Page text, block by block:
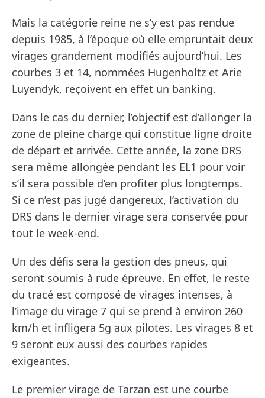
Mais la catégorie reine ne s’y est pas rendue
depuis 1985, à l’époque où elle empruntait deux
virages grandement modifiés aujourd’hui. Les
courbes 3 et 14, nommées Hugenholtz et Arie
Luyendyk, reçoivent en effet un banking.
Dans le cas du dernier, l’objectif est d’allonger la
zone de pleine charge qui constitue ligne droite
de départ et arrivée. Cette année, la zone DRS
sera même allongée pendant les EL1 pour voir
s’il sera possible d’en profiter plus longtemps.
Si ce n’est pas jugé dangereux, l’activation du
DRS dans le dernier virage sera conservée pour
tout le week-end.
Un des défis sera la gestion des pneus, qui
seront soumis à rude épreuve. En effet, le reste
du tracé est composé de virages intenses, à
l’image du virage 7 qui se prend à environ 260
km/h et infligera 5g aux pilotes. Les virages 8 et
9 seront eux aussi des courbes rapides
exigeantes.
Le premier virage de Tarzan est une courbe